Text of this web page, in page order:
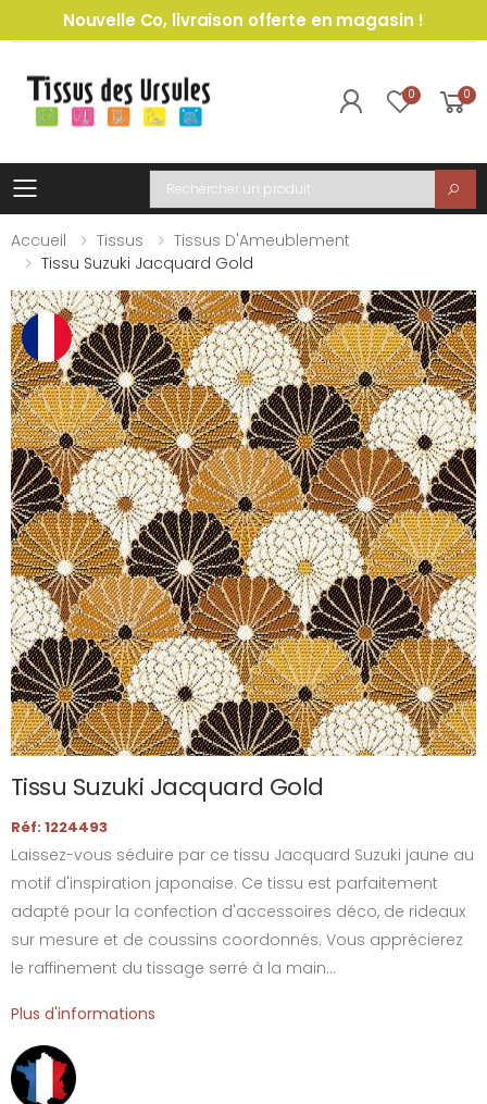
Nouvelle Co, livraison offerte en magasin !
0 0
Toggle mobile menu
Recherche
Accueil
Tissus
Tissus D'Ameublement
Tissu Suzuki Jacquard Gold
Tissu Suzuki Jacquard Gold
Réf: 1224493
Laissez-vous séduire par ce tissu Jacquard Suzuki jaune au
motif d'inspiration japonaise. Ce tissu est parfaitement
adapté pour la confection d'accessoires déco, de rideaux
sur mesure et de coussins coordonnés. Vous apprécierez
le raffinement du tissage serré à la main...
Plus d'informations